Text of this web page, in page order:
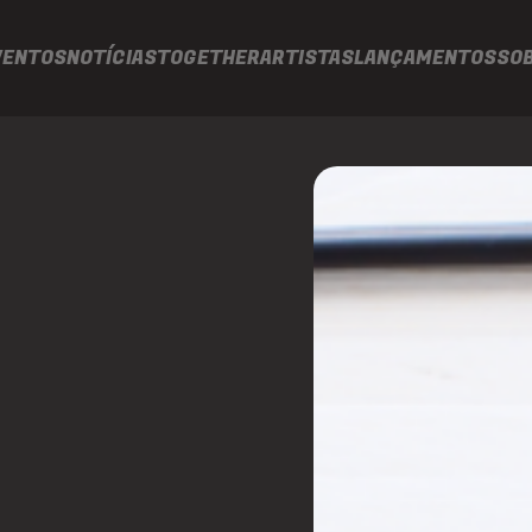
NOTÍCIASTOGETHERARTISTASLANÇAMENTOS